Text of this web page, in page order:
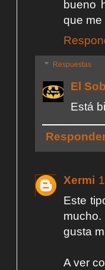
bueno
que me
Respuestas
El
Está
Xermi
Este
gusta
A ver